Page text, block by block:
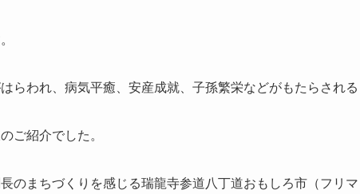
らわれ、病気平癒、安産成就、子孫繁栄などがもたらされ
ご紹介でした。
のまちづくりを感じる瑞龍寺参道八丁道おもしろ市（フリ